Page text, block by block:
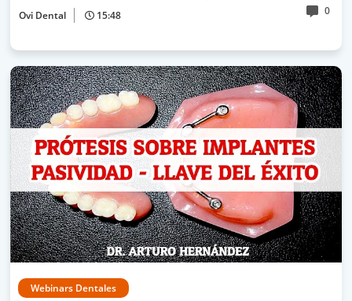
Ovi Dental 15:48 0
Webinars Dentales